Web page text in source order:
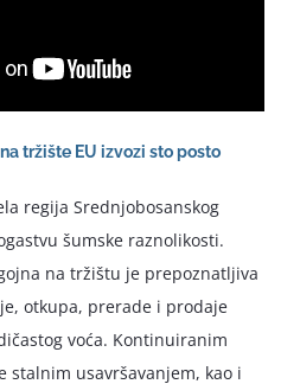
tržište EU izvozi sto posto
regija Srednjobosanskog
šumske raznolikosti.
na tržištu je prepoznatljiva
otkupa, prerade i prodaje
voća. Kontinuiranim
stalnim usavršavanjem, kao i